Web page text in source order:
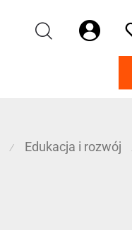
⁄ Edukacja i rozwój